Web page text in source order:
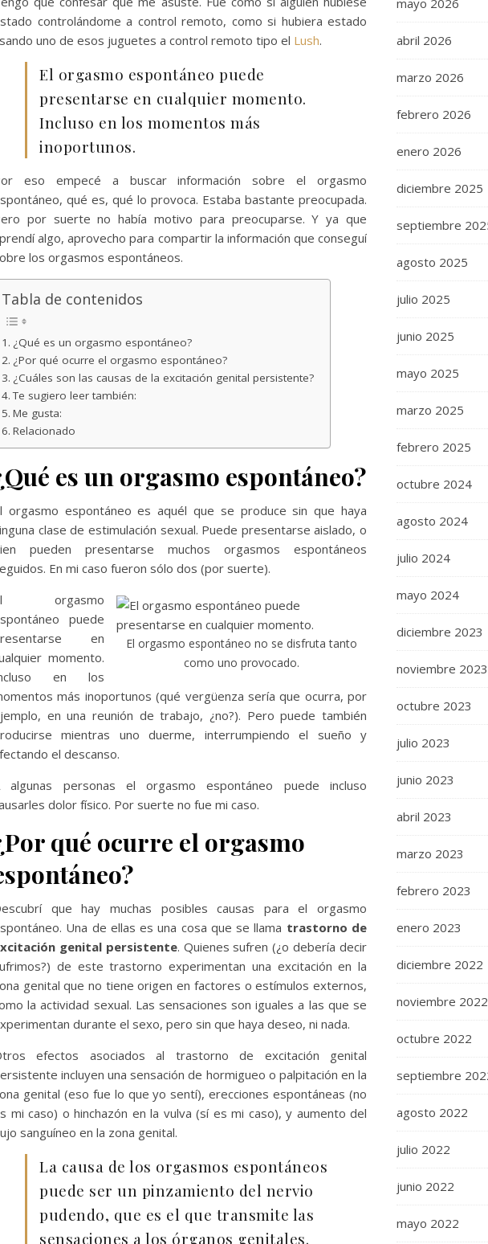
controlándome a control remoto, como si hubiera estado
uno de esos juguetes a control remoto tipo el Lush.
El orgasmo espontáneo puede
presentarse en cualquier momento.
Incluso en los momentos más
inoportunos.
eso empecé a buscar información sobre el orgasmo
qué es, qué lo provoca. Estaba bastante preocupada.
por suerte no había motivo para preocuparse. Y ya que
algo, aprovecho para compartir la información que conseguí
los orgasmos espontáneos.
Tabla de contenidos
¿Qué es un orgasmo espontáneo?
¿Por qué ocurre el orgasmo espontáneo?
¿Cuáles son las causas de la excitación genital persistente?
Te sugiero leer también:
Me gusta:
Relacionado
es un orgasmo espontáneo?
orgasmo espontáneo es aquél que se produce sin que haya
clase de estimulación sexual. Puede presentarse aislado, o
pueden presentarse muchos orgasmos espontáneos
En mi caso fueron sólo dos (por suerte).
El orgasmo espontáneo no se disfruta tanto
como uno provocado.
orgasmo
puede
en
momento.
en los
más inoportunos (qué vergüenza sería que ocurra, por
en una reunión de trabajo, ¿no?). Pero puede también
mientras uno duerme, interrumpiendo el sueño y
el descanso.
algunas personas el orgasmo espontáneo puede incluso
dolor físico. Por suerte no fue mi caso.
qué ocurre el orgasmo
que hay muchas posibles causas para el orgasmo
Una de ellas es una cosa que se llama trastorno de
genital persistente. Quienes sufren (¿o debería decir
de este trastorno experimentan una excitación en la
genital que no tiene origen en factores o estímulos externos,
la actividad sexual. Las sensaciones son iguales a las que se
durante el sexo, pero sin que haya deseo, ni nada.
efectos asociados al trastorno de excitación genital
incluyen una sensación de hormigueo o palpitación en la
genital (eso fue lo que yo sentí), erecciones espontáneas (no
mi caso) o hinchazón en la vulva (sí es mi caso), y aumento del
sanguíneo en la zona genital.
La causa de los orgasmos espontáneos
puede ser un pinzamiento del nervio
pudendo, que es el que transmite las
sensaciones a los órganos genitales.
mayo 2026
abril 2026
marzo 2026
febrero 2026
enero 2026
diciembre 2025
septiembre
agosto 2025
julio 2025
junio 2025
mayo 2025
marzo 2025
febrero 2025
octubre 2024
agosto 2024
julio 2024
mayo 2024
diciembre 2023
noviembre 2023
octubre 2023
julio 2023
junio 2023
abril 2023
marzo 2023
febrero 2023
enero 2023
diciembre 2022
noviembre 2022
octubre 2022
septiembre
agosto 2022
julio 2022
junio 2022
mayo 2022